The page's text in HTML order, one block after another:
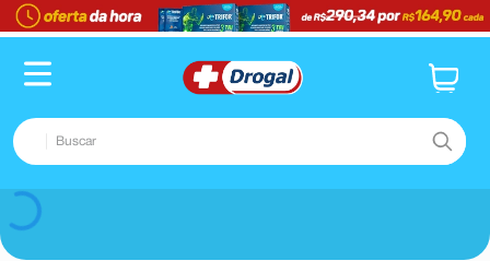
Buscar
TERMOS MAIS BUSCADOS
1º fralda
2º pampers confort sec max
3
4º
5º
TERMOS MAIS BUSCADOS